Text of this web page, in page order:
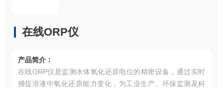
在线ORP仪
产品简介：
在线ORP仪是监测水体氧化还原电位的精密设备，通过实时
捕捉溶液中氧化还原能力变化，为工业生产、环保监测及科